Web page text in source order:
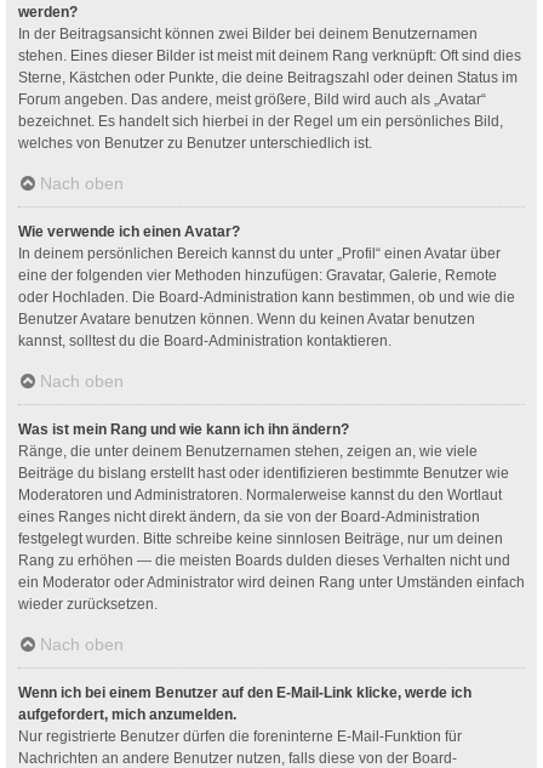
werden?
In der Beitragsansicht können zwei Bilder bei deinem Benutzernamen
stehen. Eines dieser Bilder ist meist mit deinem Rang verknüpft: Oft sind dies
Sterne, Kästchen oder Punkte, die deine Beitragszahl oder deinen Status im
Forum angeben. Das andere, meist größere, Bild wird auch als „Avatar“
bezeichnet. Es handelt sich hierbei in der Regel um ein persönliches Bild,
welches von Benutzer zu Benutzer unterschiedlich ist.
Nach oben
Wie verwende ich einen Avatar?
In deinem persönlichen Bereich kannst du unter „Profil“ einen Avatar über
eine der folgenden vier Methoden hinzufügen: Gravatar, Galerie, Remote
oder Hochladen. Die Board-Administration kann bestimmen, ob und wie die
Benutzer Avatare benutzen können. Wenn du keinen Avatar benutzen
kannst, solltest du die Board-Administration kontaktieren.
Nach oben
Was ist mein Rang und wie kann ich ihn ändern?
Ränge, die unter deinem Benutzernamen stehen, zeigen an, wie viele
Beiträge du bislang erstellt hast oder identifizieren bestimmte Benutzer wie
Moderatoren und Administratoren. Normalerweise kannst du den Wortlaut
eines Ranges nicht direkt ändern, da sie von der Board-Administration
festgelegt wurden. Bitte schreibe keine sinnlosen Beiträge, nur um deinen
Rang zu erhöhen — die meisten Boards dulden dieses Verhalten nicht und
ein Moderator oder Administrator wird deinen Rang unter Umständen einfach
wieder zurücksetzen.
Nach oben
Wenn ich bei einem Benutzer auf den E-Mail-Link klicke, werde ich
aufgefordert, mich anzumelden.
Nur registrierte Benutzer dürfen die foreninterne E-Mail-Funktion für
Nachrichten an andere Benutzer nutzen, falls diese von der Board-